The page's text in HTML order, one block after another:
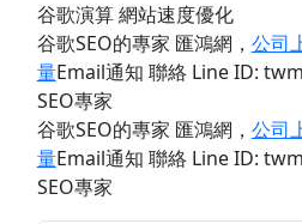
谷歌演算 網站速度優化
谷歌SEO的專家 匯鴻網 ， 公司
量Email通知 聯絡 Line ID:
SEO專家
谷歌SEO的專家 匯鴻網 ， 公司
量Email通知 聯絡 Line ID:
SEO專家